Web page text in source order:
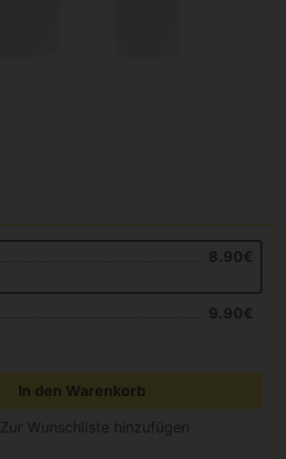
8.90€
9.90€
In den Warenkorb
Zur Wunschliste hinzufügen